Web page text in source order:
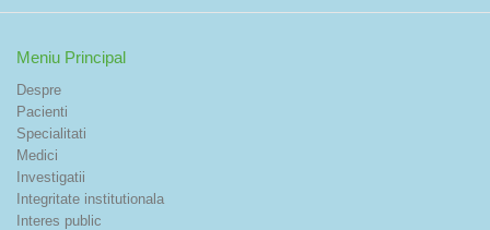
Meniu Principal
Despre
Pacienti
Specialitati
Medici
Investigatii
Integritate institutionala
Interes public